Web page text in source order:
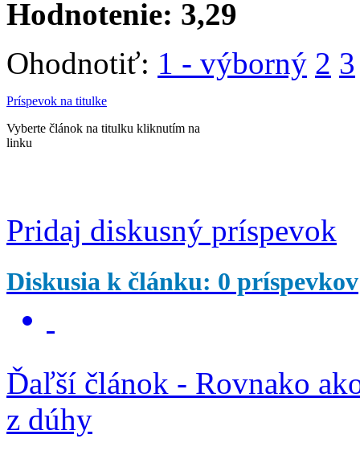
Hodnotenie: 3,29
Ohodnotiť: 1 - výborný 2 3
Príspevok na titulke
Vyberte článok na titulku kliknutím na
linku
Pridaj diskusný príspevok
Diskusia k článku: 0 príspevkov
Ďaľší článok - Rovnako
z dúhy